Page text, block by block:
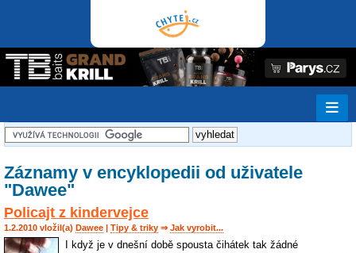
Záznamy v encyklopedii od uživatele
"Dawee"
Policajt z kindervejce
1.2.2010 vložil(a) Dawee | Tipy & triky ⇒ Jak vyrobit...
I když je v dnešní době spousta čihátek tak žádné